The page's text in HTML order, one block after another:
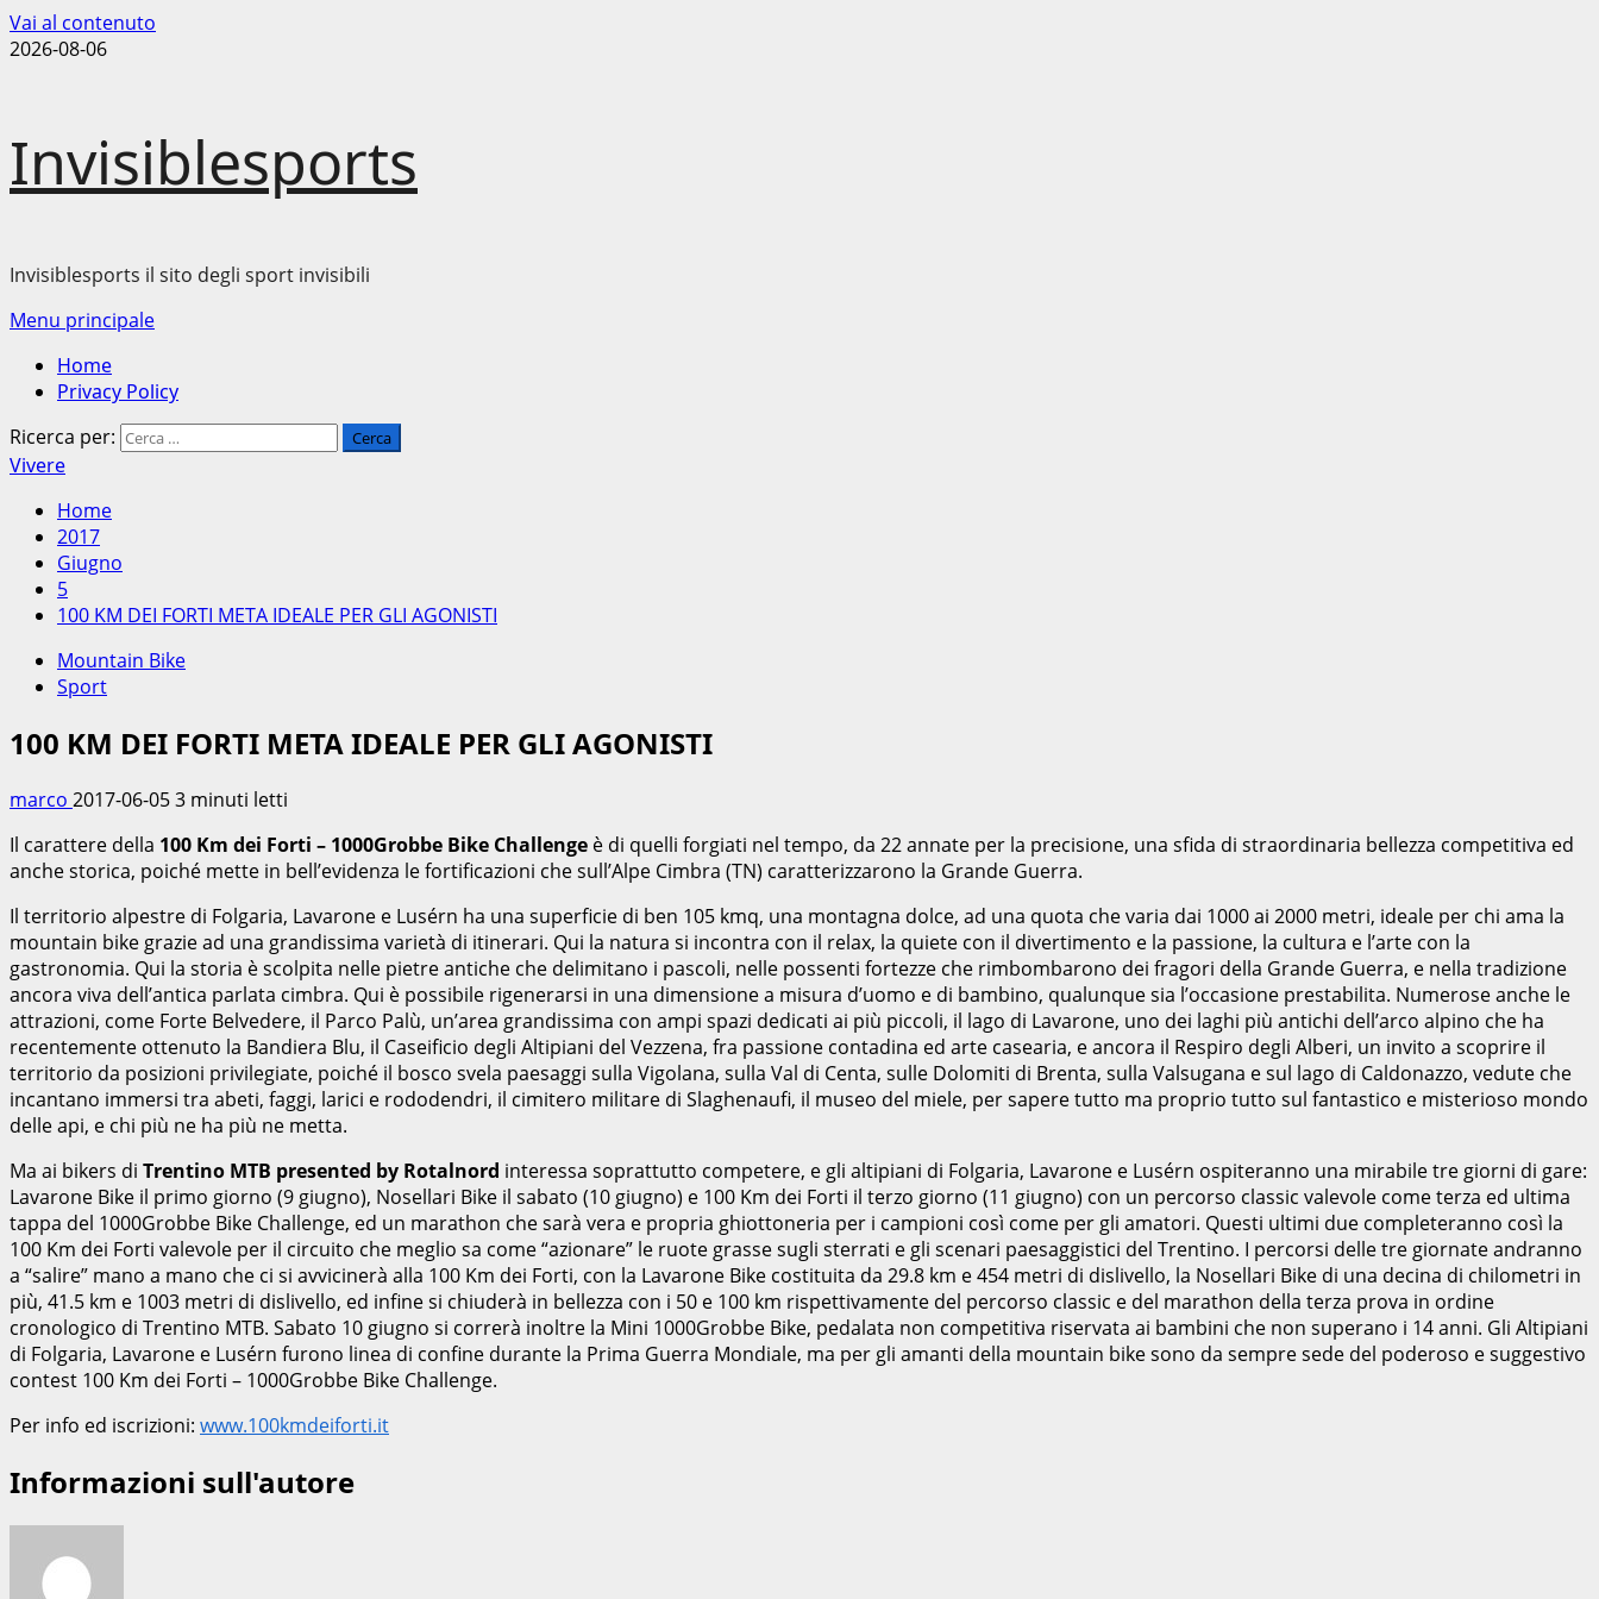
Vai al contenuto
2026-08-06
Invisiblesports
Invisiblesports il sito degli sport invisibili
Menu principale
Home
Privacy Policy
Ricerca per:
Vivere
Home
2017
Giugno
5
100 KM DEI FORTI META IDEALE PER GLI AGONISTI
Mountain Bike
Sport
100 KM DEI FORTI META IDEALE PER GLI AGONISTI
marco 2017-06-053 minuti letti
Il carattere della 100 Km dei Forti – 1000Grobbe Bike Challenge è di quelli forgiati nel tempo, da 22 annate per la precisione, una sfida di straordinaria bellezza competitiva ed
anche storica, poiché mette in bell’evidenza le fortificazioni che sull’Alpe Cimbra (TN) caratterizzarono la Grande Guerra.
Il territorio alpestre di Folgaria, Lavarone e Lusérn ha una superficie di ben 105 kmq, una montagna dolce, ad una quota che varia dai 1000 ai 2000 metri, ideale per chi ama la
mountain bike grazie ad una grandissima varietà di itinerari. Qui la natura si incontra con il relax, la quiete con il divertimento e la passione, la cultura e l’arte con la
gastronomia. Qui la storia è scolpita nelle pietre antiche che delimitano i pascoli, nelle possenti fortezze che rimbombarono dei fragori della Grande Guerra, e nella tradizione
ancora viva dell’antica parlata cimbra. Qui è possibile rigenerarsi in una dimensione a misura d’uomo e di bambino, qualunque sia l’occasione prestabilita. Numerose anche le
attrazioni, come Forte Belvedere, il Parco Palù, un’area grandissima con ampi spazi dedicati ai più piccoli, il lago di Lavarone, uno dei laghi più antichi dell’arco alpino che ha
recentemente ottenuto la Bandiera Blu, il Caseificio degli Altipiani del Vezzena, fra passione contadina ed arte casearia, e ancora il Respiro degli Alberi, un invito a scoprire il
territorio da posizioni privilegiate, poiché il bosco svela paesaggi sulla Vigolana, sulla Val di Centa, sulle Dolomiti di Brenta, sulla Valsugana e sul lago di Caldonazzo, vedute che
incantano immersi tra abeti, faggi, larici e rododendri, il cimitero militare di Slaghenaufi, il museo del miele, per sapere tutto ma proprio tutto sul fantastico e misterioso mondo
delle api, e chi più ne ha più ne metta.
Ma ai bikers di Trentino MTB presented by Rotalnord interessa soprattutto competere, e gli altipiani di Folgaria, Lavarone e Lusérn ospiteranno una mirabile tre giorni di gare:
Lavarone Bike il primo giorno (9 giugno), Nosellari Bike il sabato (10 giugno) e 100 Km dei Forti il terzo giorno (11 giugno) con un percorso classic valevole come terza ed ultima
tappa del 1000Grobbe Bike Challenge, ed un marathon che sarà vera e propria ghiottoneria per i campioni così come per gli amatori. Questi ultimi due completeranno così la
100 Km dei Forti valevole per il circuito che meglio sa come “azionare” le ruote grasse sugli sterrati e gli scenari paesaggistici del Trentino. I percorsi delle tre giornate andranno
a “salire” mano a mano che ci si avvicinerà alla 100 Km dei Forti, con la Lavarone Bike costituita da 29.8 km e 454 metri di dislivello, la Nosellari Bike di una decina di chilometri in
più, 41.5 km e 1003 metri di dislivello, ed infine si chiuderà in bellezza con i 50 e 100 km rispettivamente del percorso classic e del marathon della terza prova in ordine
cronologico di Trentino MTB. Sabato 10 giugno si correrà inoltre la Mini 1000Grobbe Bike, pedalata non competitiva riservata ai bambini che non superano i 14 anni. Gli Altipiani
di Folgaria, Lavarone e Lusérn furono linea di confine durante la Prima Guerra Mondiale, ma per gli amanti della mountain bike sono da sempre sede del poderoso e suggestivo
contest 100 Km dei Forti – 1000Grobbe Bike Challenge.
Per info ed iscrizioni: www.100kmdeiforti.it
Informazioni sull'autore